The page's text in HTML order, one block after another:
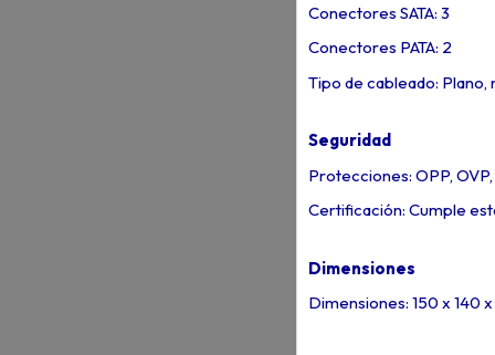
Conectores SATA: 3
Conectores PATA: 2
Tipo de cableado:
Seguridad
Protecciones: OPP, OVP,
Certificación: Cumple
Dimensiones
Dimensiones: 150 x 140